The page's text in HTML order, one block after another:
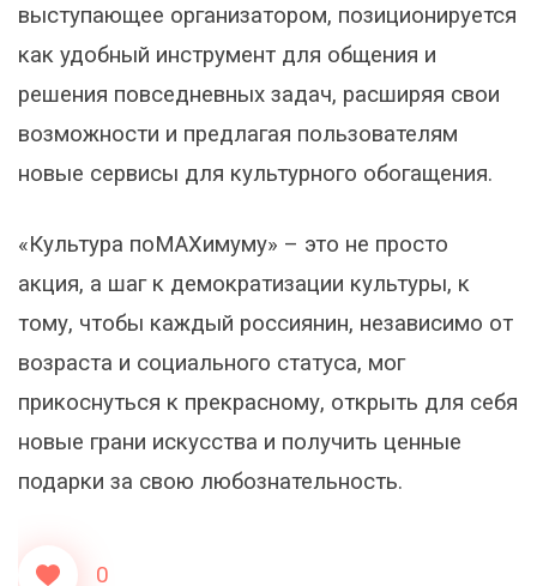
выступающее организатором, позиционируется
как удобный инструмент для общения и
решения повседневных задач, расширяя свои
возможности и предлагая пользователям
новые сервисы для культурного обогащения.
«Культура поMAХимуму» – это не просто
акция, а шаг к демократизации культуры, к
тому, чтобы каждый россиянин, независимо от
возраста и социального статуса, мог
прикоснуться к прекрасному, открыть для себя
новые грани искусства и получить ценные
подарки за свою любознательность.
0